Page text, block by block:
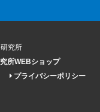
究所
所WEBショップ
プライバシーポリシー